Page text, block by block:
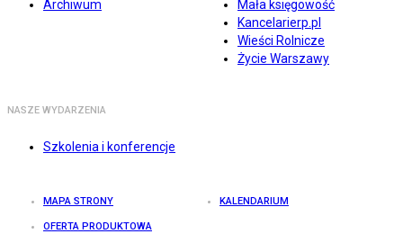
Archiwum
Mała księgowość
Kancelarierp.pl
Wieści Rolnicze
Życie Warszawy
NASZE WYDARZENIA
Szkolenia i konferencje
MAPA STRONY KALENDARIUM
OFERTA PRODUKTOWA